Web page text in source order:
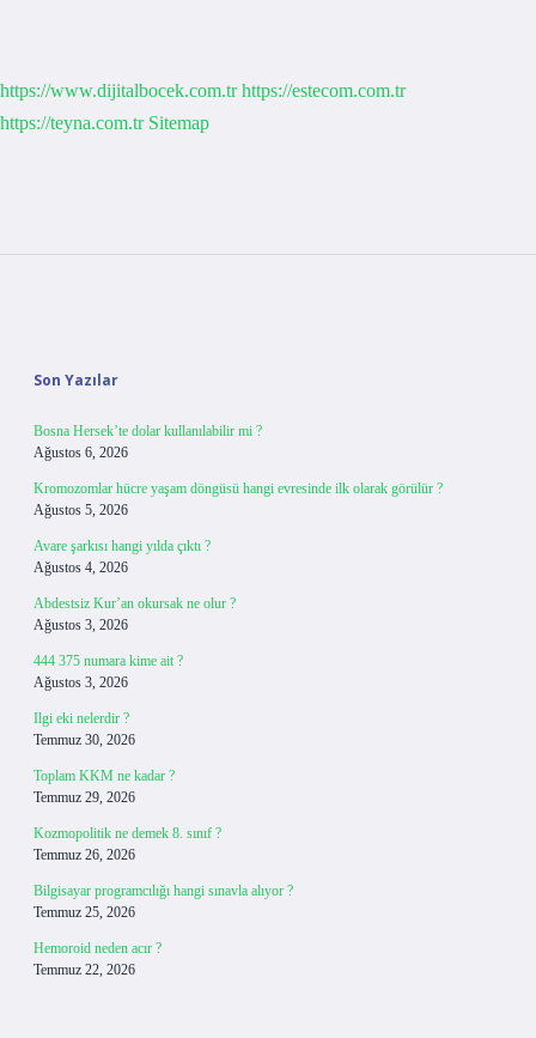
https://www.dijitalbocek.com.tr https://estecom.com.tr
https://teyna.com.tr Sitemap
Son Yazılar
Bosna Hersek’te dolar kullanılabilir mi ?
Ağustos 6, 2026
Kromozomlar hücre yaşam döngüsü hangi evresinde ilk olarak görülür ?
Ağustos 5, 2026
Avare şarkısı hangi yılda çıktı ?
Ağustos 4, 2026
Abdestsiz Kur’an okursak ne olur ?
Ağustos 3, 2026
444 375 numara kime ait ?
Ağustos 3, 2026
Ilgi eki nelerdir ?
Temmuz 30, 2026
Toplam KKM ne kadar ?
Temmuz 29, 2026
Kozmopolitik ne demek 8. sınıf ?
Temmuz 26, 2026
Bilgisayar programcılığı hangi sınavla alıyor ?
Temmuz 25, 2026
Hemoroid neden acır ?
Temmuz 22, 2026